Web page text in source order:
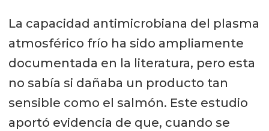
La capacidad antimicrobiana del plasma
atmosférico frío ha sido ampliamente
documentada en la literatura, pero esta
no sabía si dañaba un producto tan
sensible como el salmón. Este estudio
aportó evidencia de que, cuando se